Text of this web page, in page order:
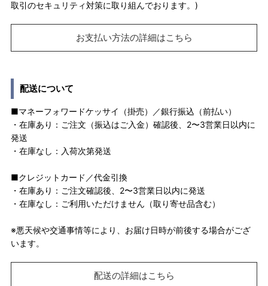
取引のセキュリティ対策に取り組んでおります。)
お支払い方法の詳細はこちら
配送について
■マネーフォワードケッサイ（掛売）／銀行振込（前払い）
・在庫あり：ご注文（振込はご入金）確認後、2〜3営業日以内に
発送
・在庫なし：入荷次第発送
■クレジットカード／代金引換
・在庫あり：ご注文確認後、2〜3営業日以内に発送
・在庫なし：ご利用いただけません（取り寄せ品含む）
※悪天候や交通事情等により、お届け日時が前後する場合がござ
います。
配送の詳細はこちら